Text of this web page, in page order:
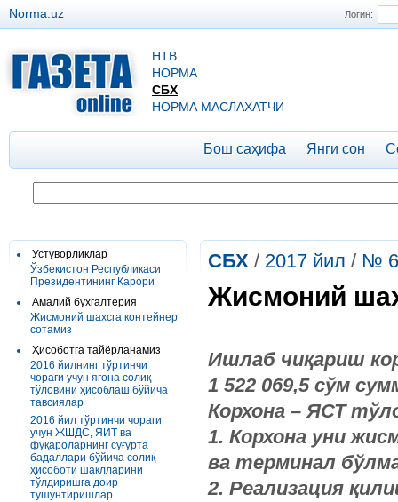
Логин:
Norma.uz
НТВ
НОРМА
СБХ
НОРМА МАСЛАХАТЧИ
Бош саҳифа Янги сон
Устуворликлар
Ўзбекистон Республикаси
Президентининг Қарори
Амалий бухгалтерия
Жисмоний шахсга контейнер
сотамиз
Ҳисоботга тайёрланамиз
2016 йилнинг тўртинчи
чораги учун ягона солиқ
тўловини ҳисоблаш бўйича
тавсиялар
2016 йил тўртинчи чораги
учун ЖШДС, ЯИТ ва
фуқароларнинг суғурта
бадаллари бўйича солиқ
ҳисоботи шаклларини
тўлдиришга доир
тушунтиришлар
СБХ / 2017 йил / № 6
Жисмоний
Ишлаб чиқариш
1 522 069,5 сўм
Корхона – ЯСТ
1. Корхона уни
ва терминал
2. Реализация